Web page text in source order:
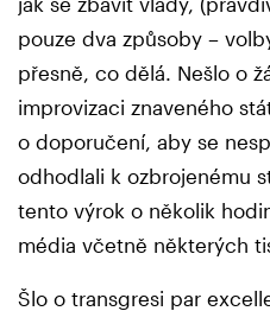
pouze dva způsoby –
přesně, co dělá. Nešlo o
improvizaci znaveného
o doporučení, aby se
odhodlali k ozbrojenému
tento výrok o několik
média včetně některých
Šlo o transgresi par